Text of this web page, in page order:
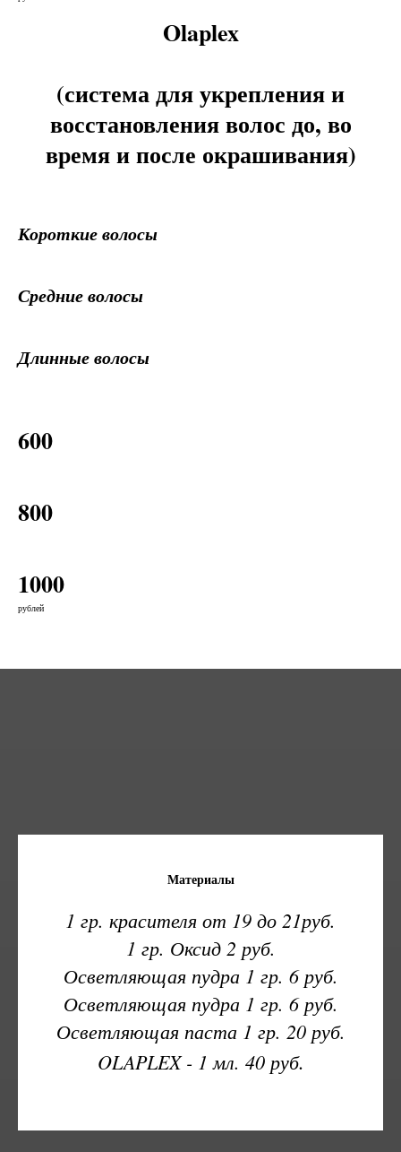
Olaplex
(система для укрепления и
восстановления волос до, во
время и после окрашивания)
Короткие волосы
Средние волосы
Длинные волосы
600
800
1000
рублей
Материалы
1 гр. красителя от 19 до 21руб.
1 гр. Оксид 2 руб.
Осветляющая пудра 1 гр. 6 руб.
Осветляющая пудра 1 гр. 6 руб.
Осветляющая паста 1 гр. 20 руб.
OLAPLEX - 1 мл. 40 руб.